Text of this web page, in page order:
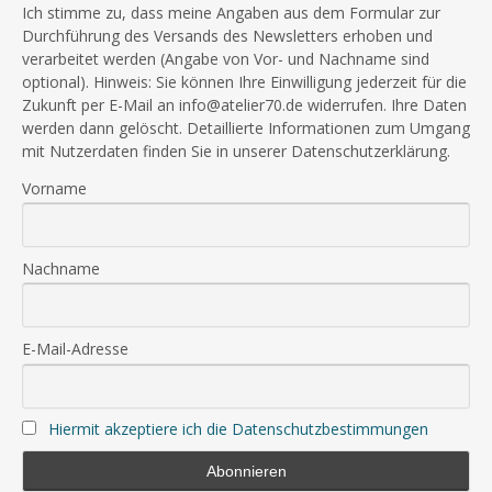
Ich stimme zu, dass meine Angaben aus dem Formular zur
Durchführung des Versands des Newsletters erhoben und
verarbeitet werden (Angabe von Vor- und Nachname sind
optional). Hinweis: Sie können Ihre Einwilligung jederzeit für die
Zukunft per E-Mail an info@atelier70.de widerrufen. Ihre Daten
werden dann gelöscht. Detaillierte Informationen zum Umgang
mit Nutzerdaten finden Sie in unserer Datenschutzerklärung.
Vorname
Nachname
E-Mail-Adresse
Hiermit akzeptiere ich die Datenschutzbestimmungen